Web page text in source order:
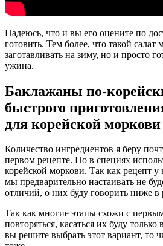
Надеюсь, что и вы его оцените по
готовить. Тем более, что такой салат
заготавливать на зиму, но и просто
ужина.
Баклажаны по-
быстрого
для корейской моркови
Количество ингредиентов я беру
первом рецепте. Но в специях
корейской моркови. Так как рецепт
мы предварительно настаивать не
отличий, о них буду говорить ниже в
Так как многие этапы схожи с
повторяться, касаться их буду
вы решите выбрать этот вариант, то